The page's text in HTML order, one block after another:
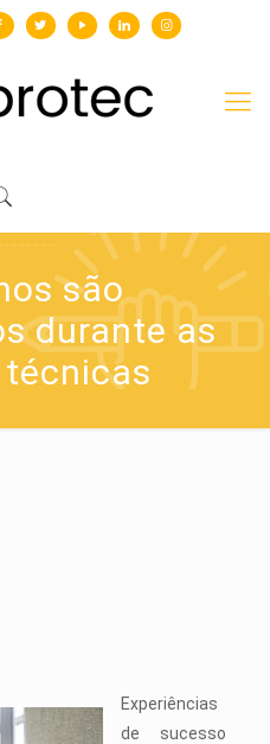
são
durante as
Experiências
de sucesso